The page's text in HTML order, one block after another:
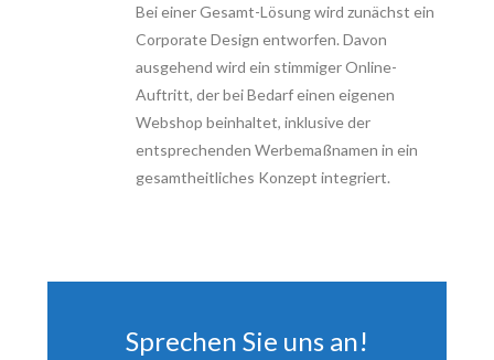
Bei einer Gesamt-Lösung wird zunächst ein
Corporate Design entworfen. Davon
ausgehend wird ein stimmiger Online-
Auftritt, der bei Bedarf einen eigenen
Webshop beinhaltet, inklusive der
entsprechenden Werbemaßnamen in ein
gesamtheitliches Konzept integriert.
Sprechen Sie uns an!